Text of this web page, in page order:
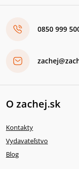
0850 999
O zachej.sk
Kontakty
Vydavateľstvo
Blog